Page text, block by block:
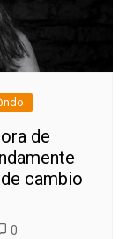
de
cambio
0